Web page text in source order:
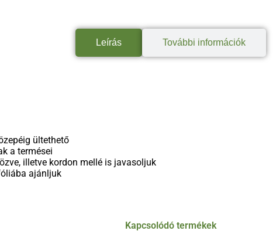
Leírás További információk
ültethető
a termései
illetve kordon mellé is javasoljuk
ajánljuk
Kapcsolódó termékek